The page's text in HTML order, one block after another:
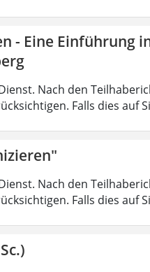
- Eine Einführung
Nach den
Falls dies auf
Nach den
Falls dies auf